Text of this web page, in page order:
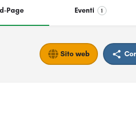
Page Eventi 1
Sito web